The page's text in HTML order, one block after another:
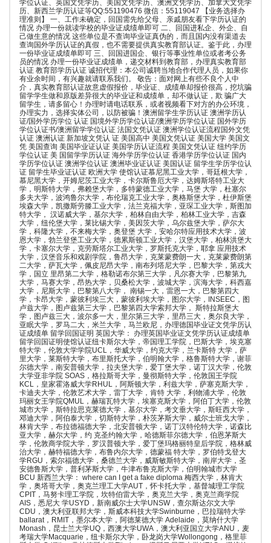
学位认证、英国文凭学历、美国文凭学历、澳洲文凭学历、加拿大文凭学
历、新西兰学历认证等QQ:551190476 微信：55119047 【业务选择办
理准则】 一、工作未确定，回国需先给父母、亲戚朋友看下学历认证的
情况 办理一份就读学校的毕业证成绩单即可 二、回国进私企、外企、自
己做生意的情况 这些单位是不查询毕业证真伪的，而且国内没有渠道去
查询国外学历认证的真假，也不需要提供真实教育部认证。鉴于此，办理
一份毕业证成绩单即可 三、回国进国企、银行等事业性单位或者考公务
员的情况 办理一份毕业证成绩单，递交材料到教育部，办理真实教育部
认证 教育部学历认证 诚招代理：本公司诚聘当地合作代理人员，如果你
有业余时间，有兴趣就请联系我们。 敬告：面对网上有些不良个人中
介，真实教育部认证故意虚假报价，毕业证、成绩单却报价很高，挖坑骗
留学学生做和原版差异很大的毕业证和成绩单，却不做认证，欺 骗广大
留学生，请多留心！办理时请电话联系，或者视频看下对方的办公环境，
办理实力，选择实体公司，以防被骗！澳洲留学生学历认证 澳洲学历认
证/国外学历学位 认证 国境外学历学位认证/澳洲学历学位认证 国外学历
学位认证书/澳洲留学学位认证 法国文凭认证 澳洲学位认证流程国外文凭
认证 澳洲认证 新加坡文凭认 证 美国高中 美国文凭认证 美国大学 美国文
凭 美国查询 美国毕业证认证 美国学历认证流程 美国文凭认证 纽约学历
学位认证 美 国留学学历认证 海外学历学位认证 香港学历学位认证 国内
学历学位认证 澳洲学位认证 澳洲毕业证认证 美国认证 留学生学历学位认
证 留学生毕业证认证 欧洲大学 使馆认证慕尼黑工业大学，哥廷根大学，
慕尼黑大学，开姆尼茨工业大学，卡尔斯鲁厄大学，达姆斯塔特工业大
学，明斯特大学，弗赖堡大学，多特蒙德工业大学，马堡 大学，杜塞尔
多夫大学，波鸿鲁尔大学，布伦瑞克工业大学，奥格斯堡大学，杜伊斯堡
埃森大学，凯撒斯劳滕工业大学，法兰克福大学，亚琛工业大学，斯图加
特大学， 汉诺威大学，基尔大学，柏林自由大学，柏林工业大学，吉森
大学，纽伦堡大学，莱比锡大学，美因茨大学，乌尔兹堡大学，萨尔大
学，科隆大学，不来梅大学，奥登堡 大学，安哈尔特应用技术大学，波
恩大学，勃兰登堡工业大学，德累斯顿工业大学，汉堡大学，柏林洪堡大
学，卡塞尔大学，克劳斯塔尔工业大学，罗斯托克大学，耶拿 应用技术
大学，汉堡音乐和戏剧学院，鲁昂大学，克莱蒙费朗一大，克莱蒙费朗第
二大学，萨瓦大学，佩皮尼昂大学，南布列塔尼大学，巴黎大学，第戎大
学，国立 里昂第二大学，格勒诺布尔第三大学，凡尔赛大学，巴黎第九
大学，马赛大学，昂热大学，贝桑松大学，波城大学，滨海大学，科西嘉
大学，尼斯大学，巴黎第八大学， 南锡一大，雷恩一大，巴黎第四大
学，卡昂大学，蒙彼利埃三大，蒙彼利埃大学，图尔大学，INSEEC，图
卢兹大学，图卢兹第三大学，巴黎第四大学索邦大学， 斯特拉斯堡大
学，图卢兹三大，波尔多一大，里尔第三大学，里昂三大，奥尔良大学，
亚眠大学，罗马二大，米兰大学，马兰欧尼，办理德国毕业证文凭学历认
证成绩单 留学回国证明 英国大学： 办理英国毕业证文凭学历认证成绩单
留学回国证明使馆认证纽卡斯尔大学，帝国理工学院，巴斯大学，埃克塞
特大学，伦敦大学学院UCL，华威大学，约克大学，兰卡斯特 大学，萨
里大学，莱斯特大学，布里斯托大学，伯明翰大学，格鲁斯特大学，谢菲
尔德大学，南安普顿大学，拉夫堡大学，爱丁堡大学，诺丁汉大学，伦敦
大学亚非学院 SOAS，格拉斯哥大学，曼彻斯特大学，伦敦国王学院
KCL，皇家霍洛威大学RHUL，阿斯顿大学，利兹大学，萨塞克斯大学，
卡迪夫大学，伦敦艺术大学，雷丁大学，肯特 大学，利物浦大学，伦敦
玛丽女王学院QMUL，赫瑞瓦特大学，埃塞克斯大学，阿伯丁大学，伦敦
城市大学，斯特拉思克莱德大学，基尔大学，考文垂大学，斯旺西大学，
邓迪大学，阿伯泰大学，切斯特大学，朴茨茅斯大学，威尔士班戈大学，
林肯大学，布拉德福德大学，北安普顿大学，诺丁汉特伦特大学，诺森比
亚大学，赫尔大学，约 克圣约翰大学，哈德斯菲尔德大学，伯恩茅斯大
学，伦敦商学院大学，罗汉普顿大学，爱丁堡玛格丽特皇后学院，格林威
治大学，赫特福德大学，布鲁内尔大学，德蒙福 特大学，罗伯特戈登大
学RGU，索尔福德大学，桑德兰大学，威斯敏斯特大学，南岸大学，圣
安德鲁斯大学，普利茅斯大学，牛津布鲁克斯大学，伯明翰城市大学
BCU 新西兰大学： where can I get a fake diploma 梅西大学，林肯大
学，奥塔哥大学，奥克兰理工大学AUT，怀卡托大学，基督城理工学院
CPIT，马努卡理工学院，坎特伯雷大学，奥克兰大学，奥克兰商学院
AIS，悉尼大 学USYD，新南威尔士大学UNSW，查尔斯达尔文大学
CDU，澳大利亚联邦大学，斯威本科技大学Swinburne，巴拉瑞特大学
ballarat，RMIT，墨尔本大学，阿德莱德大学 Adelaide，莫纳什大学
Monash，昆士兰大学UQ，西澳大学UWA，澳大利亚国立大学ANU，麦
考瑞大学Macquarie，纽卡斯尔大学，卧龙岗大学Wollongong，格里菲